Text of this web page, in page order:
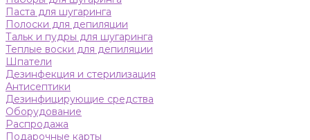
Паста для шугаринга
Полоски для депиляции
Тальк и пудры для шугаринга
Теплые воски для депиляции
Шпатели
Дезинфекция и стерилизация
Антисептики
Дезинфицирующие средства
Оборудование
Распродажа
Подарочные карты